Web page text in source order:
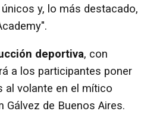
y, lo más destacado,
deportiva, con
a los participantes poner
al volante en el mítico
Gálvez de Buenos Aires.